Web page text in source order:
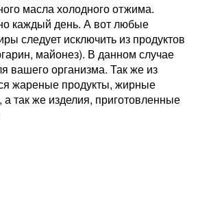
масла холодного отжима.
каждый день. А вот любые
следует исключить из продуктов
майонез). В данном случае
вашего организма. Так же из
жареные продукты, жирные
так же изделия, приготовленные